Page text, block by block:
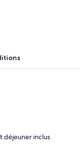
déjeuner inclus